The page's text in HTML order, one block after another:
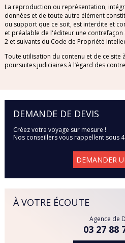
SRI
La reproduction ou représentation,
données et de toute autre élément
ou support que ce soit, est interdite et
et préalable de l'éditeur une contrefaçon
2 et suivants du Code de Propriété
Toute utilisation du contenu et de ce site
poursuites judiciaires à l’égard des
DEMANDE DE DEVIS
Créez votre voyage sur mesure !
Nos conseillers vous rappellent sous
DEMANDER
À VOTRE ÉCOUTE
Agence de
03 27 88